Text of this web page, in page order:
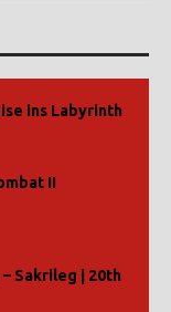
ins Labyrinth
II
– Sakrileg | 20th